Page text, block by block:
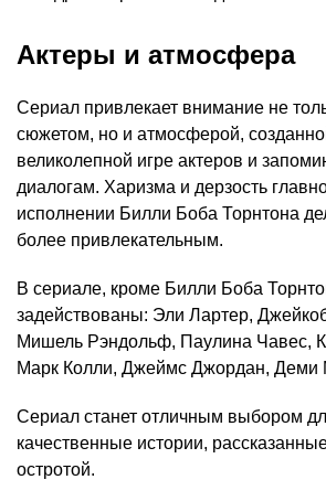
Актеры и атмосфера
Сериал привлекает внимание не
сюжетом, но и атмосферой,
великолепной игре актеров и
диалогам. Харизма и дерзость
исполнении Билли Боба Торнтона
более привлекательным.
В сериале, кроме Билли Боба
задействованы: Эли Лартер,
Мишель Рэндольф, Паулина Чавес,
Марк Колли, Джеймс Джордан,
Сериал станет отличным выбором
качественные истории,
остротой.